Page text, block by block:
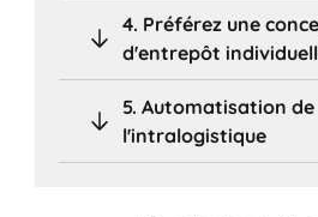
4. Préférez une
d'entrepôt
5. Automatisation de
l'intralogistique